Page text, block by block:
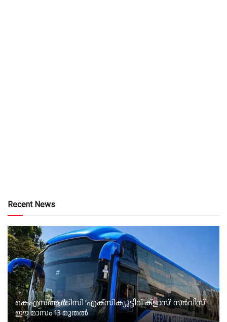
Recent News
കെഎസ്‌ആർടിസി ‘എക്‌സിക്യൂട്ടീവ് ക്ളാസ്’ സർവീസ്
ഈ മാസം 13 മുതൽ